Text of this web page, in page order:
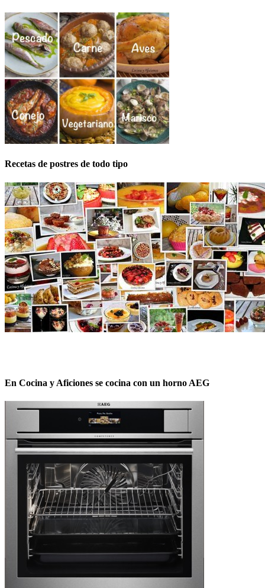
Recetas de postres de todo tipo
En Cocina y Aficiones se cocina con un horno AEG